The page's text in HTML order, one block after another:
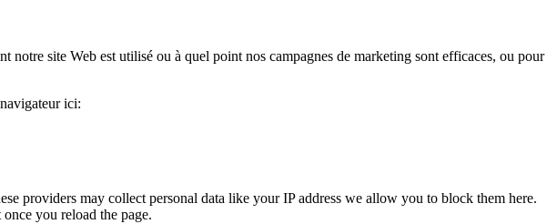
site Web est utilisé ou à quel point nos campagnes de marketing sont efficaces, ou pour
ici:
providers may collect personal data like your IP address we allow you to block them here.
you reload the page.